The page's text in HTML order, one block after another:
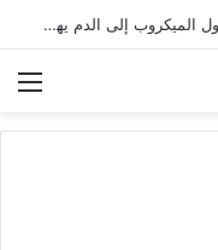
حسام موافي يحذر من تسمم الدم.. وصول الميكروب إلى الدم يهدد الحياة